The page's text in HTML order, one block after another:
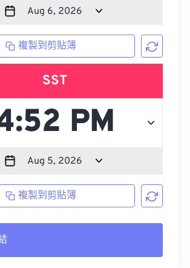
複製到剪貼簿
SST
複製到剪貼簿